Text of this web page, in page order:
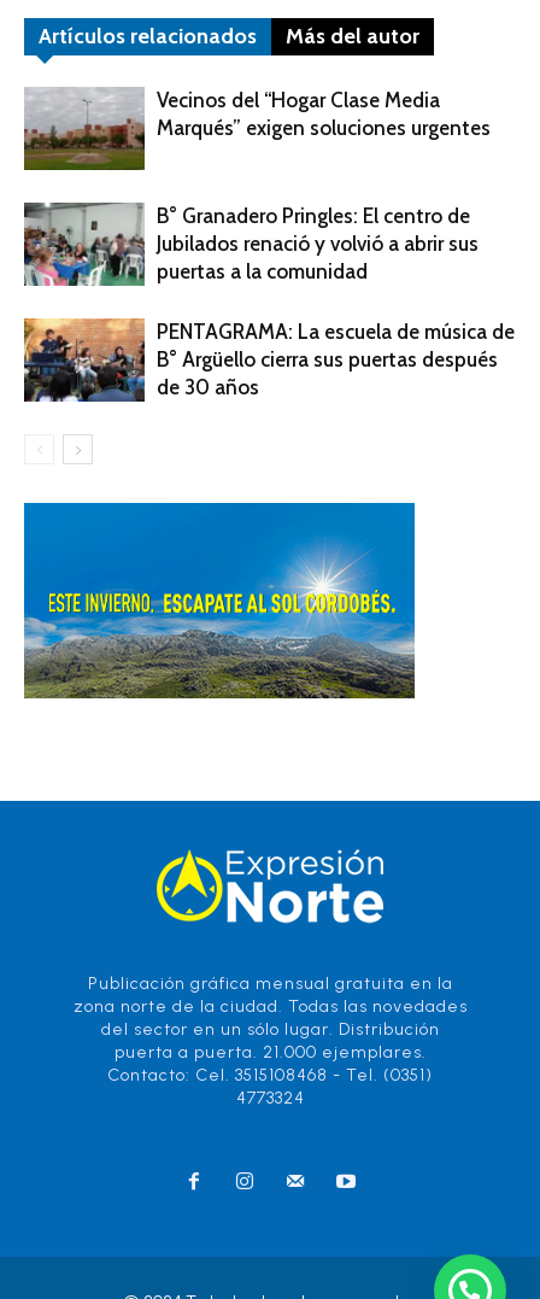
Artículos relacionados Más del autor
Vecinos del “Hogar Clase Media
Marqués” exigen soluciones urgentes
B° Granadero Pringles: El centro de
Jubilados renació y volvió a abrir sus
puertas a la comunidad
PENTAGRAMA: La escuela de música de
B° Argüello cierra sus puertas después
de 30 años
Publicación gráfica mensual gratuita en la
zona norte de la ciudad. Todas las novedades
del sector en un sólo lugar. Distribución
puerta a puerta. 21.000 ejemplares.
Contacto: Cel. 3515108468 - Tel. (0351)
4773324